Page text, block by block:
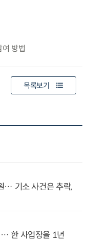
방법
목록보기
… 기소 사건은 추락,
… 한 사업장을 1년